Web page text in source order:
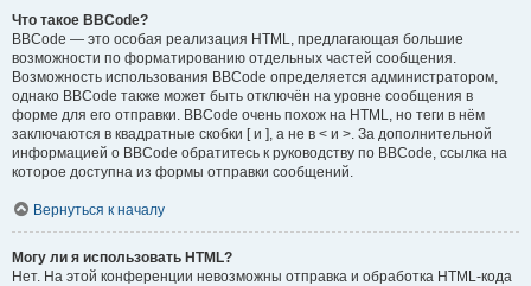
Что такое BBCode?
BBCode — это особая реализация HTML, предлагающая большие
возможности по форматированию отдельных частей сообщения.
Возможность использования BBCode определяется администратором,
однако BBCode также может быть отключён на уровне сообщения в
форме для его отправки. BBCode очень похож на HTML, но теги в нём
заключаются в квадратные скобки [ и ], а не в < и >. За дополнительной
информацией о BBCode обратитесь к руководству по BBCode, ссылка на
которое доступна из формы отправки сообщений.
Вернуться к началу
Могу ли я использовать HTML?
Нет. На этой конференции невозможны отправка и обработка HTML-кода